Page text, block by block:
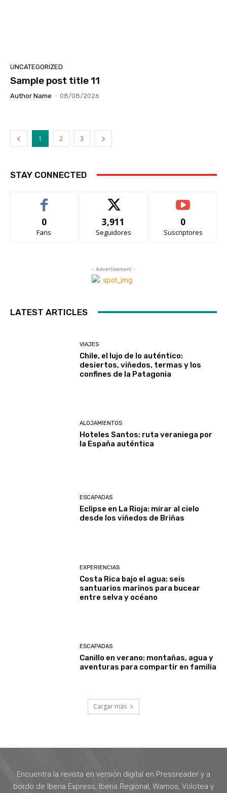
UNCATEGORIZED
Sample post title 11
Author Name - 08/08/2026
1 2 3
STAY CONNECTED
0
Fans
3,911
Seguidores
0
Suscriptores
- Advertisement -
LATEST ARTICLES
VIAJES
Chile, el lujo de lo auténtico:
desiertos, viñedos, termas y los
confines de la Patagonia
ALOJAMIENTOS
Hoteles Santos: ruta veraniega por
la España auténtica
ESCAPADAS
Eclipse en La Rioja: mirar al cielo
desde los viñedos de Briñas
EXPERIENCIAS
Costa Rica bajo el agua: seis
santuarios marinos para bucear
entre selva y océano
ESCAPADAS
Canillo en verano: montañas, agua y
aventuras para compartir en familia
Cargar más
Encuentra la revista en versión digital en Pressreader y a
bordo de Iberia Express, Iberia Regional, Wamos, Volotea y